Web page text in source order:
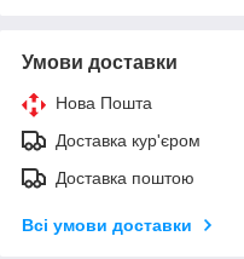
Умови доставки
Нова Пошта
Доставка кур'єром
Доставка поштою
Всі умови доставки